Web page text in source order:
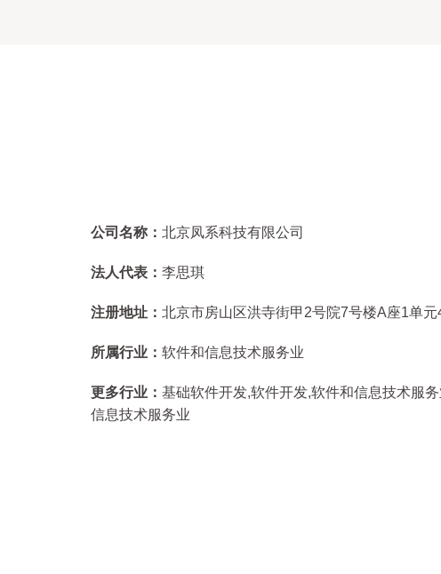
公司名称： 北京凤系科技有限公司
法人代表： 李思琪
注册地址： 北京市房山区洪寺街甲2号院7号楼A座1单
所属行业： 软件和信息技术服务业
更多行业： 基础软件开发,软件开发,软件和信息技术服
信息技术服务业